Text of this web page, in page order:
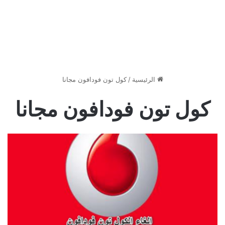
الرئيسية / كول تون فودافون مجانا
كول تون فودافون مجانا